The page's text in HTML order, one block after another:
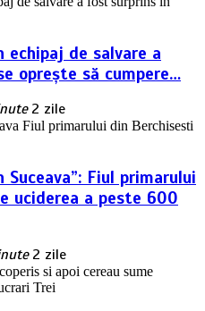
echipaj de salvare a
oprește să cumpere…
2 zile
Fiul primarului
uciderea a peste 600
2 zile